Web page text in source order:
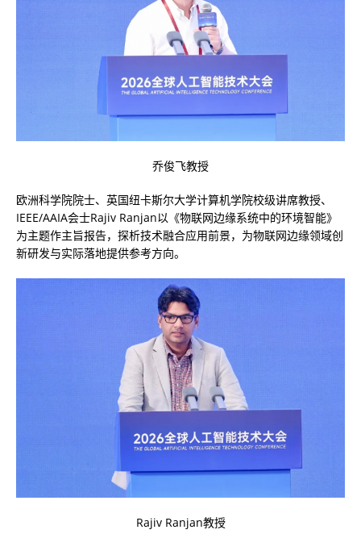
乔俊飞教授
欧洲科学院院士、英国纽卡斯尔大学计算机学院校级讲席教授、
IEEE/AAIA会士Rajiv Ranjan以《物联网边缘系统中的环境智能》
为主题作主旨报告，探析技术融合应用前景，为物联网边缘领域创
新研发与实际落地提供参考方向。
Rajiv Ranjan教授